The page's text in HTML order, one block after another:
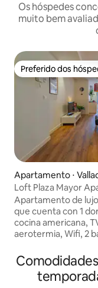
Os hóspedes
muito bem
Preferido dos
Preferido dos
Apartamento ⋅
Loft Plaza Mayor
Apartamento com...
Apartamento de
que cuenta con 1
cocina americana,
aerotermia, Wifi, 2
Tienes la
apartamento: tu
de estar. En